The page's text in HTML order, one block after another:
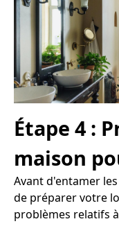
Étape 4 :
maison
Avant d'entamer
de préparer votre
problèmes relatifs